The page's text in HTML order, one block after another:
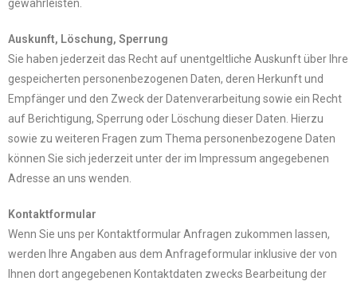
gewährleisten.
Auskunft, Löschung, Sperrung
Sie haben jederzeit das Recht auf unentgeltliche Auskunft über Ihre
gespeicherten personenbezogenen Daten, deren Herkunft und
Empfänger und den Zweck der Datenverarbeitung sowie ein Recht
auf Berichtigung, Sperrung oder Löschung dieser Daten. Hierzu
sowie zu weiteren Fragen zum Thema personenbezogene Daten
können Sie sich jederzeit unter der im Impressum angegebenen
Adresse an uns wenden.
Kontaktformular
Wenn Sie uns per Kontaktformular Anfragen zukommen lassen,
werden Ihre Angaben aus dem Anfrageformular inklusive der von
Ihnen dort angegebenen Kontaktdaten zwecks Bearbeitung der